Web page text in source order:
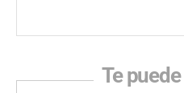
Te puede